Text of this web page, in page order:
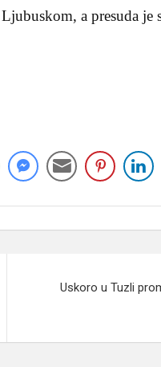
a presuda
Uskoro u Tuzli